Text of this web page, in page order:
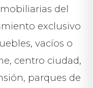
del
exclusivo
vacíos o
centro ciudad,
parques de